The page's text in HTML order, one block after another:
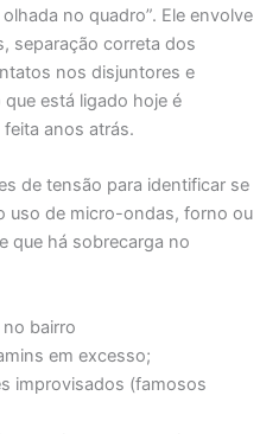
no quadro”. Ele envolve
separação correta dos
nos disjuntores e
está ligado hoje é
anos atrás.
de tensão para identificar se
uso de micro-ondas, forno ou
que há sobrecarga no
bairro
em excesso;
improvisados (famosos